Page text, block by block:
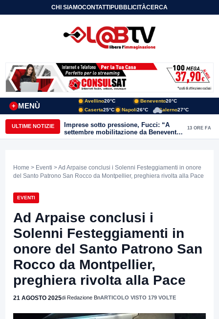
CHI SIAMOCONTATTIPUBBLICITÀCERCA
MENÙ
+
Avellino20°C Benevento20°C
Caserta25°C Napoli26°C Salerno27°C
ULTIME NOTIZIE
Imprese sotto pressione, Fucci: “A
settembre mobilitazione da Benevento
e Avellino”
13 ORE FA
Home > Eventi > Ad Arpaise conclusi i Solenni Festeggiamenti in onore
del Santo Patrono San Rocco da Montpellier, preghiera rivolta alla Pace
EVENTI
Ad Arpaise conclusi i
Solenni Festeggiamenti in
onore del Santo Patrono San
Rocco da Montpellier,
preghiera rivolta alla Pace
21 AGOSTO 2025di Redazione BnARTICOLO VISTO 179 VOLTE